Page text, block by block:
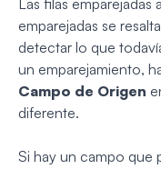
Las filas
emparejadas se
detectar lo que
un emparejamiento,
Campo de Origen
diferente.
Si hay un campo que